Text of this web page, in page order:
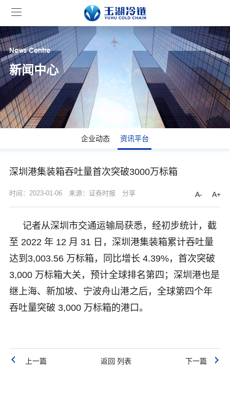
News Centre
新闻中心
企业动态 资讯平台
深圳港集装箱吞吐量首次突破3000万标箱
时间：2023-01-06 来源：证券时报 分享 A- A+
记者从深圳市交通运输局获悉，经初步统计，截
至 2022 年 12 月 31 日，深圳港集装箱累计吞吐量
达到3,003.56 万标箱，同比增长 4.39%，首次突破
3,000 万标箱大关，预计全球排名第四；深圳港也是
继上海、新加坡、宁波舟山港之后，全球第四个年
吞吐量突破 3,000 万标箱的港口。
上一篇 返回 列表 下一篇